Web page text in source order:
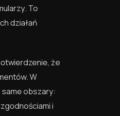
To
działań
że
W
obszary:
i